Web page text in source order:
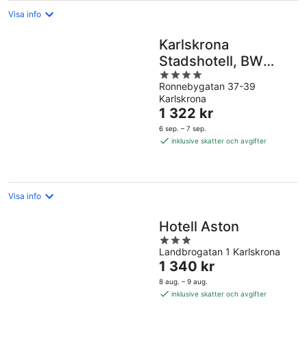
Visa info
Karlskrona
Stadshotell, BW
Signature Collection
4
out
of
5
Ronnebygatan 37-39
Karlskrona
Priset
är
1 322 kr
1 322 kr
6 sep. – 7 sep.
inklusive skatter och avgifter
Visa info
Hotell Aston
3
out
of
5
Landbrogatan 1 Karlskrona
Priset
är
1 340 kr
1 340 kr
8 aug. – 9 aug.
inklusive skatter och avgifter